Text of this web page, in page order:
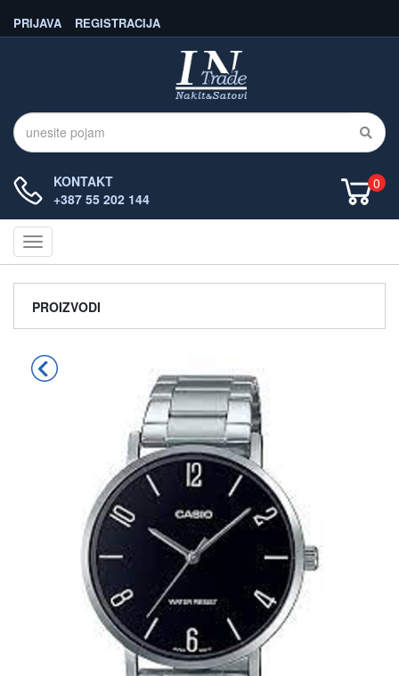
REGISTRACIJA
PRIJAVA
KONTAKT
+387 55 202 144
0
Navigacija
PROIZVODI